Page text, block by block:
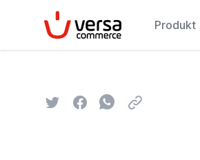
VersaCommerce Produkt
TwitterFacebookWhatsapp
Email